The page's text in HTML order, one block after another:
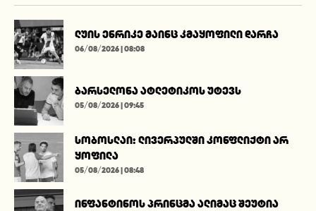
ლუის ენრიკე მაინც კმაყოფილი დარჩა
06/08/2026 | 08:08
ბარსელონა ატლეტიკოს უტევს
05/08/2026 | 09:45
სობოსლაი: ლივერპულში კონფლიქტი არ
ყოფილა
05/08/2026 | 08:48
ინფანტინოს პრინცმა ალიმაც შეუტია